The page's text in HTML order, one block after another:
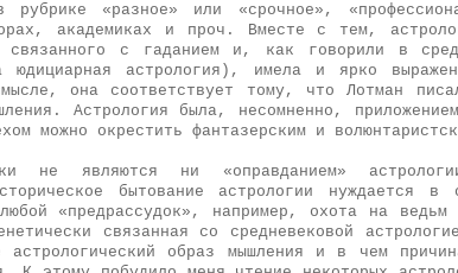
рубрике «разное» или «срочное»,
академиках и проч. Вместе с тем,
связанного с гаданием и, как говорили в
астрология), имела и ярко
она соответствует тому, что Лотман
Астрология была, несомненно,
можно окрестить фантазерским и
не являются ни «оправданием»
бытование астрологии нуждается
«предрассудок», например, охота на ведьм
связанная со средневековой
образ мышления и в чем